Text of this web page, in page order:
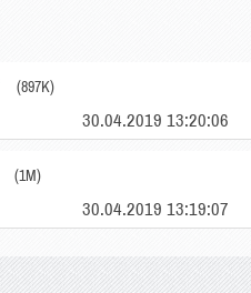
(897K)
30.04.2019 13:20:06
(1M)
30.04.2019 13:19:07